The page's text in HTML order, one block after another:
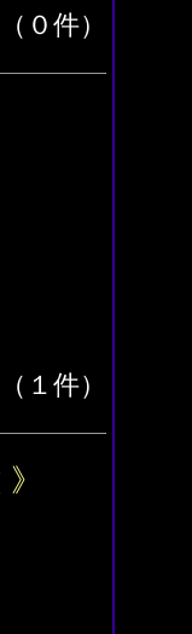
（０件）
（１件）